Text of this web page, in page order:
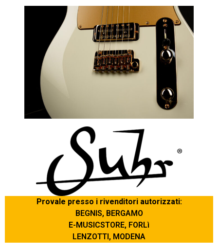
Provale presso i rivenditori autorizzati:
BEGNIS, BERGAMO
E-MUSICSTORE, FORLì
LENZOTTI, MODENA